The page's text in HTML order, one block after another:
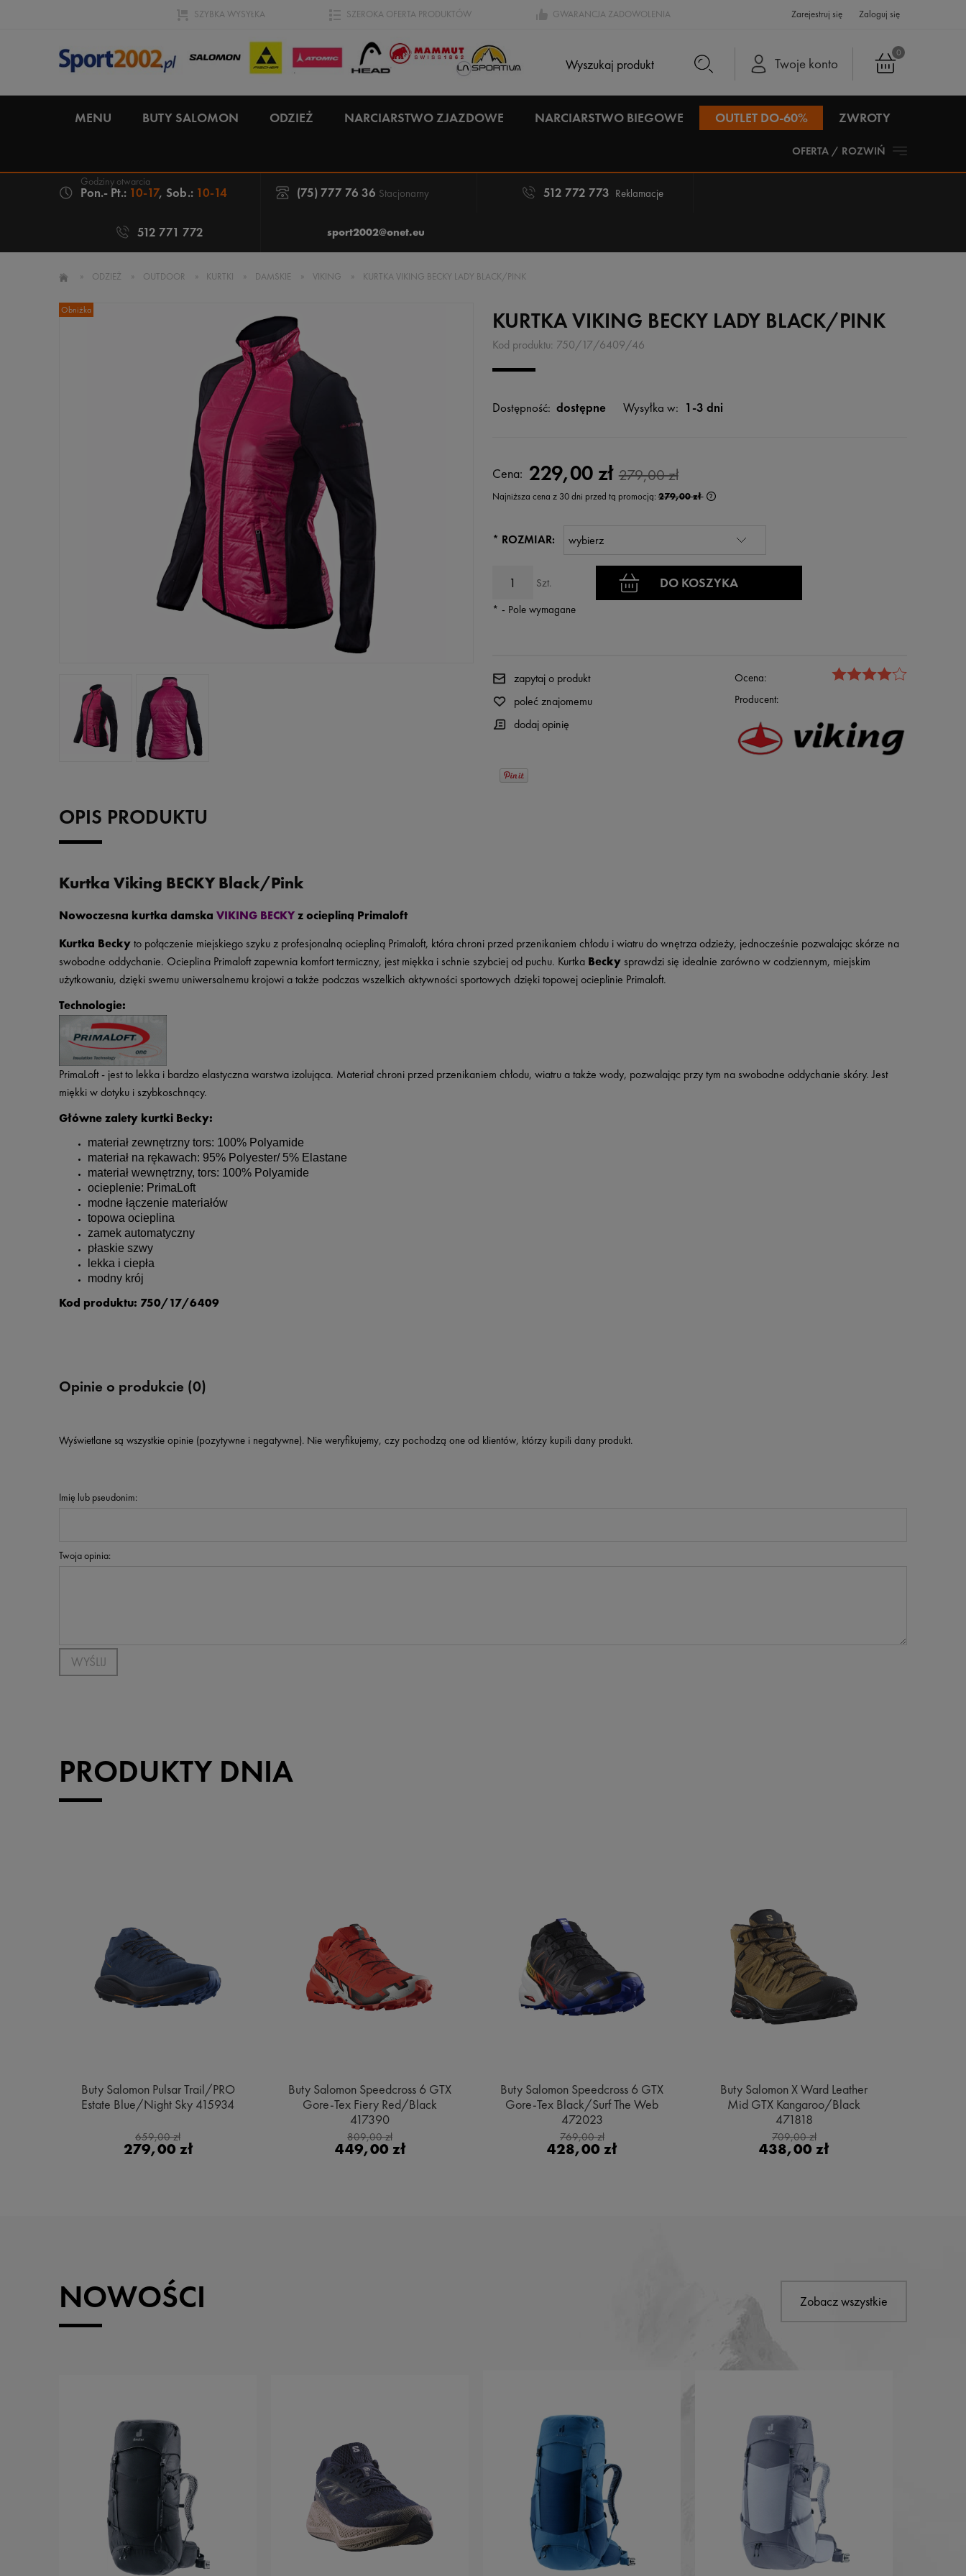
SZYBKA WYSYŁKA SZEROKA OFERTA PRODUKTÓW GWARANCJA ZADOWOLENIA Zarejestruj się Zaloguj się
0
Twoje konto
MENU BUTY SALOMON ODZIEŻ NARCIARSTWO ZJAZDOWE NARCIARSTWO BIEGOWE OUTLET DO-60% ZWROTY
OFERTA / ROZWIŃ
Pon.- Pt.: 10-17, Sob.: 10-14 (75) 777 76 36 Stacjonarny 512 772 773 Reklamacje
512 771 772 sport2002@onet.eu
» ODZIEŻ » OUTDOOR » KURTKI » DAMSKIE » VIKING » KURTKA VIKING BECKY LADY BLACK/PINK
Obniżka KURTKA VIKING BECKY LADY BLACK/PINK
Kod produktu: 750/17/6409/46
Dostępność: dostępne Wysyłka w: 1-3 dni
Cena: 229,00 zł 279,00 zł
Najniższa cena z 30 dni przed tą promocją:279,00 zł
wyświetlana jest najniższa cena od momentu,
* ROZMIAR:
Szt. DO KOSZYKA
* - Pole wymagane
Ocena:
Producent:
zapytaj o produkt
poleć znajomemu
dodaj opinię
OPIS PRODUKTU
Kurtka Viking BECKY Black/Pink
Nowoczesna kurtka damska VIKING BECKYz ociepliną Primaloft
Kurtka Beckyto połączenie miejskiego szyku z profesjonalną ociepliną Primaloft, która chroni przed przenikaniem chłodu i wiatru do wnętrza odzieży, jednocześnie pozwalając skórze na
swobodne oddychanie. Ocieplina Primaloft zapewnia komfort termiczny, jest miękka i schnie szybciej od puchu. Kurtka Beckysprawdzi się idealnie zarówno w codziennym, miejskim
użytkowaniu, dzięki swemu uniwersalnemu krojowi a także podczas wszelkich aktywności sportowych dzięki topowej ocieplinie Primaloft.
Technologie:
PrimaLoft - jest to lekka i bardzo elastyczna warstwa izolująca. Materiał chroni przed przenikaniem chłodu, wiatru a także wody, pozwalając przy tym na swobodne oddychanie skóry. Jest
miękki w dotyku i szybkoschnący.
Główne zalety kurtki Becky:
materiał zewnętrzny tors: 100% Polyamide
materiał na rękawach: 95% Polyester/ 5% Elastane
materiał wewnętrzny, tors: 100% Polyamide
ocieplenie: PrimaLoft
modne łączenie materiałów
topowa ocieplina
zamek automatyczny
płaskie szwy
lekka i ciepła
modny krój
Kod produktu: 750/17/6409
Opinie o produkcie (0)
Wyświetlane są wszystkie opinie (pozytywne i negatywne). Nie weryfikujemy, czy pochodzą one od klientów, którzy kupili dany produkt.
Imię lub pseudonim:
Twoja opinia:
WYŚLIJ
PRODUKTY DNIA
Buty Salomon Pulsar Trail/PRO
Estate Blue/Night Sky 415934
659,00 zł
279,00 zł
Buty Salomon Speedcross 6 GTX
Gore-Tex Fiery Red/Black
417390
809,00 zł
449,00 zł
Buty Salomon Speedcross 6 GTX
Gore-Tex Black/Surf The Web
472023
769,00 zł
428,00 zł
Buty Salomon X Ward Leather
Mid GTX Kangaroo/Black
471818
709,00 zł
438,00 zł
NOWOŚCI Zobacz wszystkie